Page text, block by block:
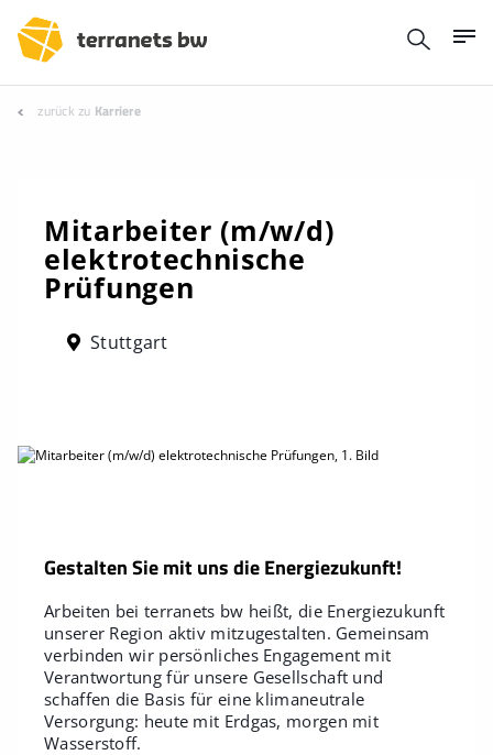
zurück zu Karriere
Mitarbeiter (m/w/d)
elektrotechnische
Prüfungen
Stuttgart
Gestalten Sie mit uns die Energiezukunft!
Arbeiten bei terranets bw heißt, die Energiezukunft
unserer Region aktiv mitzugestalten. Gemeinsam
verbinden wir persönliches Engagement mit
Verantwortung für unsere Gesellschaft und
schaffen die Basis für eine klimaneutrale
Versorgung: heute mit Erdgas, morgen mit
Wasserstoff.